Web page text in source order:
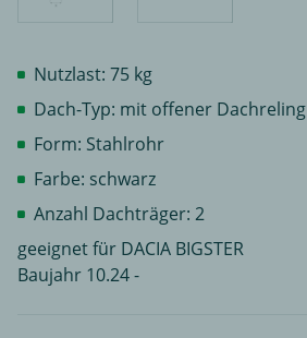
Nutzlast: 75 kg
Dach-Typ: mit offener Dachreling
Form: Stahlrohr
Farbe: schwarz
Anzahl Dachträger: 2
geeignet für DACIA BIGSTER
Baujahr 10.24 -